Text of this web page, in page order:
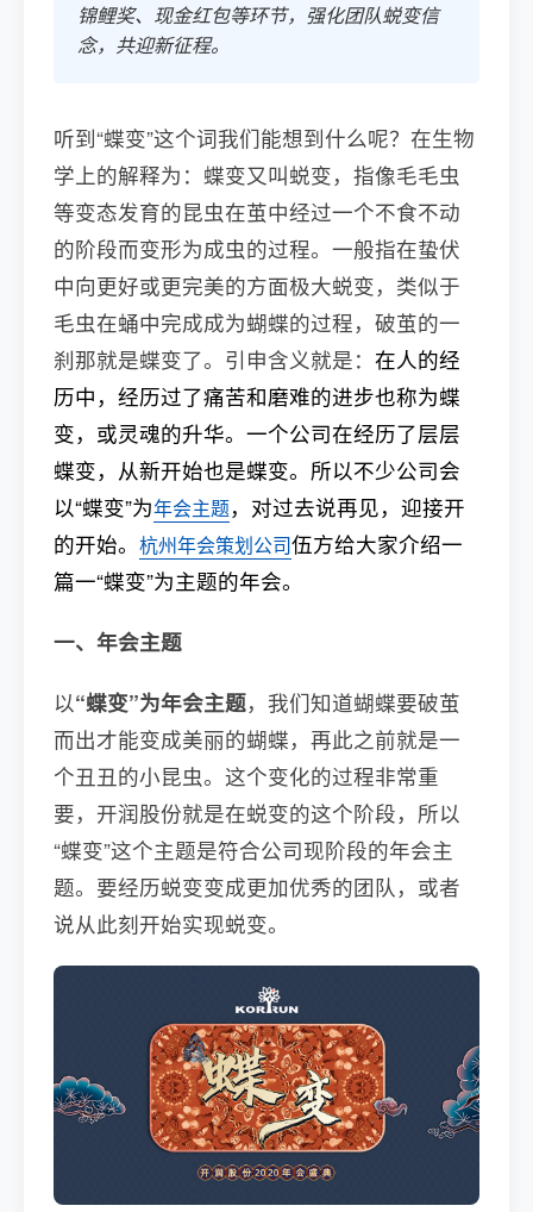
锦鲤奖、现金红包等环节，强化团队蜕变信
念，共迎新征程。
听到“蝶变”这个词我们能想到什么呢？在生物
学上的解释为：蝶变又叫蜕变，指像毛毛虫
等变态发育的昆虫在茧中经过一个不食不动
的阶段而变形为成虫的过程。一般指在蛰伏
中向更好或更完美的方面极大蜕变，类似于
毛虫在蛹中完成成为蝴蝶的过程，破茧的一
刹那就是蝶变了。引申含义就是： 在人的经
历中，经历过了痛苦和磨难的进步也称为蝶
变，或灵魂的升华。一个公司在经历了层层
蝶变，从新开始也是蝶变。所以不少公司会
以“蝶变”为年会主题，对过去说再见，迎接开
的开始。 杭州年会策划公司伍方给大家介绍一
篇一“蝶变”为主题的年会。
一、年会主题
以“蝶变”为年会主题，我们知道蝴蝶要破茧
而出才能变成美丽的蝴蝶，再此之前就是一
个丑丑的小昆虫。这个变化的过程非常重
要，开润股份就是在蜕变的这个阶段，所以
“蝶变”这个主题是符合公司现阶段的年会主
题。要经历蜕变变成更加优秀的团队，或者
说从此刻开始实现蜕变。